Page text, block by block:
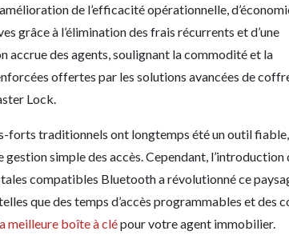
de l’efficacité opérationnelle,
grâce à l’élimination des frais récurrents et d’une
accrue des agents, soulignant la commodité et la
offertes par les solutions avancées de
Lock.
forts traditionnels ont longtemps été un outil fiable,
gestion simple des accès. Cependant, l’introduction
compatibles Bluetooth a révolutionné ce
que des temps d’accès programmables et des
meilleure boîte à clépour votre agent immobilier.